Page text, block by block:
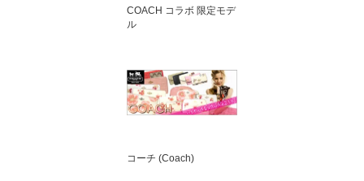
COACH コラボ 限定モデ
ル
コーチ (Coach)